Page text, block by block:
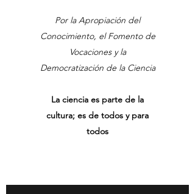
Por la Apropiación del
Conocimiento, el Fomento de
Vocaciones y la
Democratización de la Ciencia
La ciencia es parte de la
cultura; es de todos y para
todos